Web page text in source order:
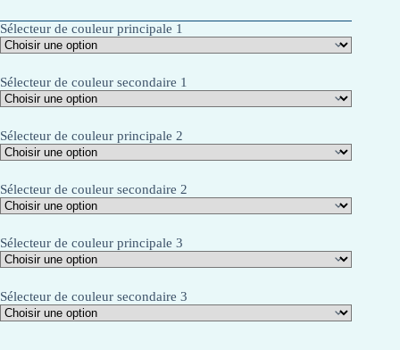
Sélecteur de couleur principale 1
Sélecteur de couleur secondaire 1
Sélecteur de couleur principale 2
Sélecteur de couleur secondaire 2
Sélecteur de couleur principale 3
Sélecteur de couleur secondaire 3